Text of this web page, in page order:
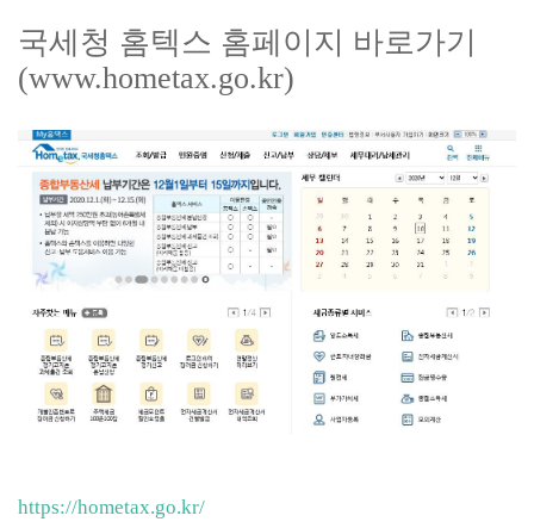
국세청 홈텍스 홈페이지 바로가기
(www.hometax.go.kr)
https://hometax.go.kr/